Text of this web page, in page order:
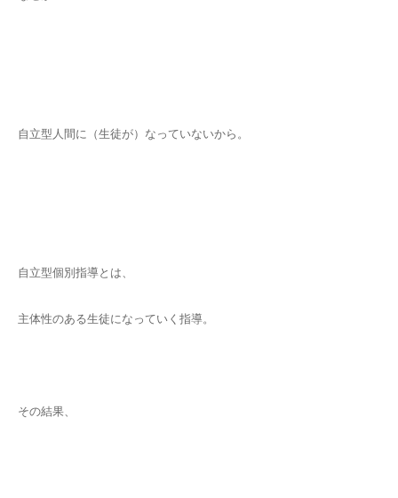
自立型人間に（生徒が）なっていないから。
自立型個別指導とは、
主体性のある生徒になっていく指導。
その結果、